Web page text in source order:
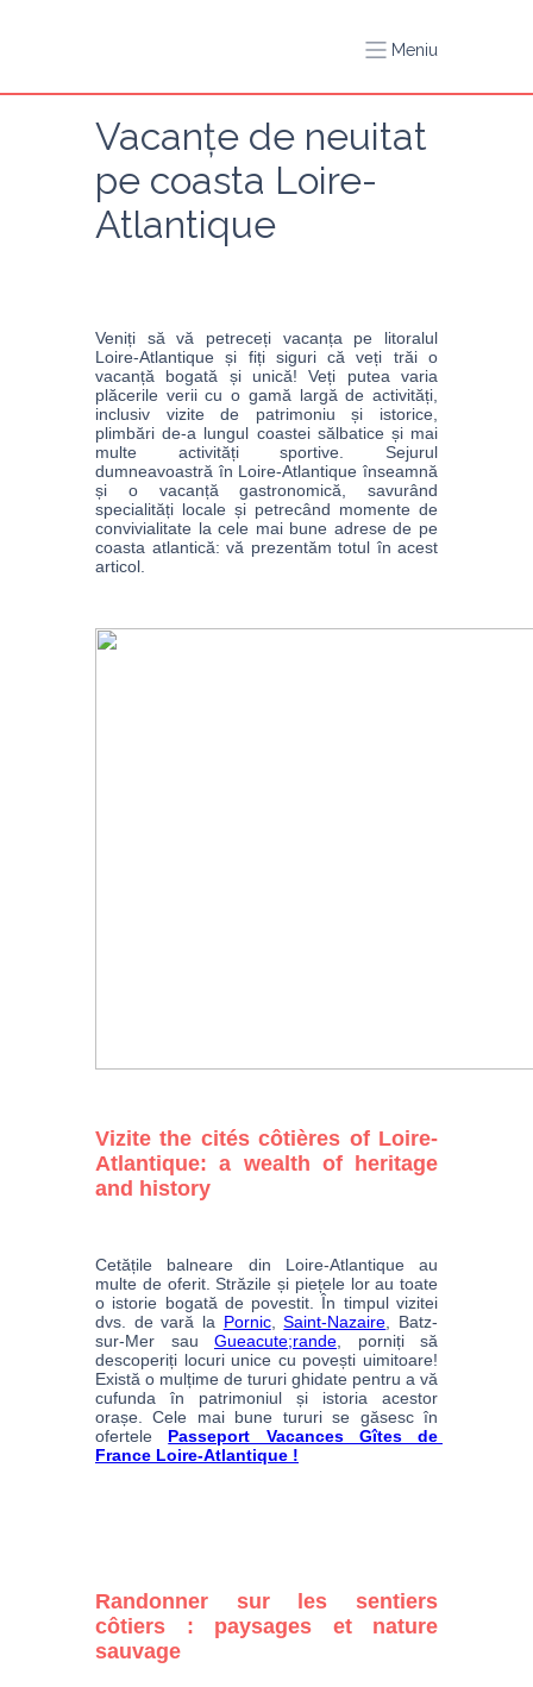
Meniu
Vacanțe de neuitat
pe coasta Loire-
Atlantique
Veniți să vă petreceți vacanța pe litoralul
Loire-Atlantique și fiți siguri că veți trăi o
vacanță bogată și unică! Veți putea varia
plăcerile verii cu o gamă largă de activități,
inclusiv vizite de patrimoniu și istorice,
plimbări de-a lungul coastei sălbatice și mai
multe activități sportive. Sejurul
dumneavoastră în Loire-Atlantique înseamnă
și o vacanță gastronomică, savurând
specialități locale și petrecând momente de
convivialitate la cele mai bune adrese de pe
coasta atlantică: vă prezentăm totul în acest
articol.
Vizite the cités côtières of Loire-
Atlantique: a wealth of heritage
and history
Cetățile balneare din Loire-Atlantique au
multe de oferit. Străzile și piețele lor au toate
o istorie bogată de povestit. În timpul vizitei
dvs. de vară la Pornic, Saint-Nazaire , Batz-
sur-Mer sau Gueacute;rande , porniți să
descoperiți locuri unice cu povești uimitoare!
Există o mulțime de tururi ghidate pentru a vă
cufunda în patrimoniul și istoria acestor
orașe. Cele mai bune tururi se găsesc în
ofertele Passeport Vacances Gîtes de
France Loire-Atlantique !
Randonner sur les sentiers
côtiers : paysages et nature
sauvage